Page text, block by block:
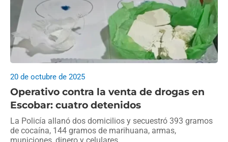
Operativo contra la venta de drogas en
Escobar: cuatro detenidos
20 de octubre de 2025
La Policía allanó dos domicilios y secuestró 393 gramos
de cocaína, 144 gramos de marihuana, armas,